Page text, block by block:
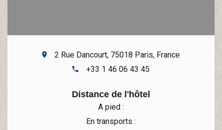
2 Rue Dancourt, 75018 Paris, France
+33 1 46 06 43 45
Distance de l'hôtel
A pied :
En transports :